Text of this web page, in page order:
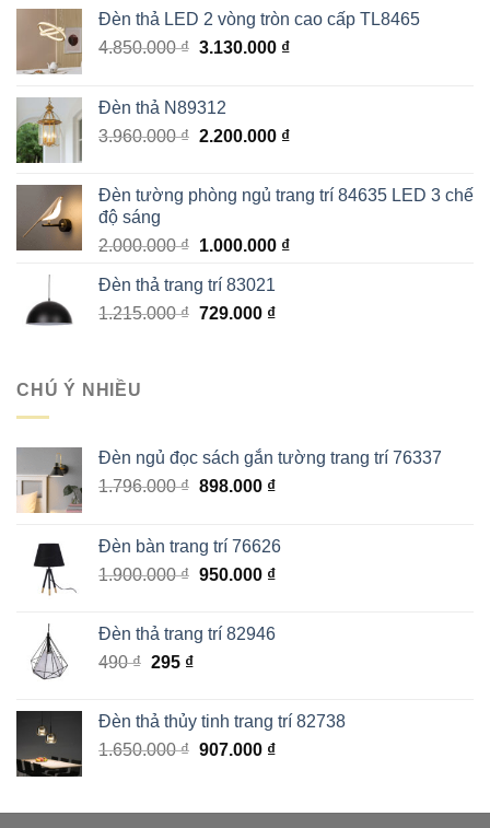
Đèn thả LED 2 vòng tròn cao cấp TL8465
4.850.000₫ Giá
4.850.000 ₫.
3.130.000 ₫Giá
3.130.000 ₫.
Đèn thả N89312
3.960.000₫ Giá
3.960.000 ₫.
2.200.000 ₫Giá
là:
Đèn tường phòng ngủ trang trí 84635 LED 3 chế
độ sáng
2.000.000₫ Giá
là:
2.000.000 ₫.
1.000.000 ₫Giá
Đèn thả trang trí 83021
1.215.000₫ Giá
729.000 ₫Giá
CHÚ Ý NHIỀU
Đèn ngủ đọc sách gắn tường trang trí 76337
1.796.000₫ Giá
1.796.000 ₫.
898.000 ₫Giá
là:
898.000 ₫.
Đèn bàn trang trí 76626
1.900.000₫ Giá
1.900.000 ₫.
950.000 ₫Giá
là:
Đèn thả trang trí 82946
490₫ Giá
490 ₫.
295 ₫Giá
là:
295 ₫.
Đèn thả thủy tinh trang trí 82738
1.650.000₫ Giá
1.650.000 ₫.
907.000 ₫Giá
là: